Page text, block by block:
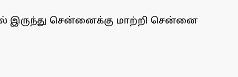
இருந்து சென்னைக்கு மாற்றி சென்னை